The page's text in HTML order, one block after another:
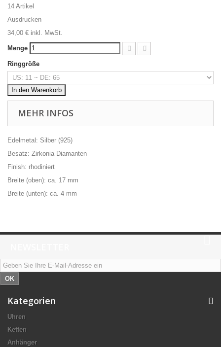
14 Artikel
Ausdrucken
34,00 € inkl. MwSt.
Menge
Ringgröße
In den Warenkorb
MEHR INFOS
Edelmetal: Silber (925)
Besatz: Zirkonia Diamanten
Finish: rhodiniert
Breite (oben): ca. 17 mm
Breite (unten): ca. 4 mm
OK
Kategorien
Uhren
Ketten
Anhänger